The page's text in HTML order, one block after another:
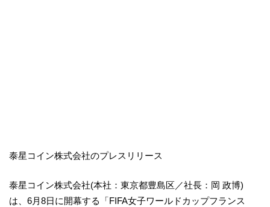
泰星コイン株式会社のプレスリリース
泰星コイン株式会社(本社：東京都豊島区／社長：岡 政博)
は、6月8日に開幕する「FIFA女子ワールドカップフランス